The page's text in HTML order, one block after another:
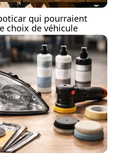
qui pourraient
choix de véhicule